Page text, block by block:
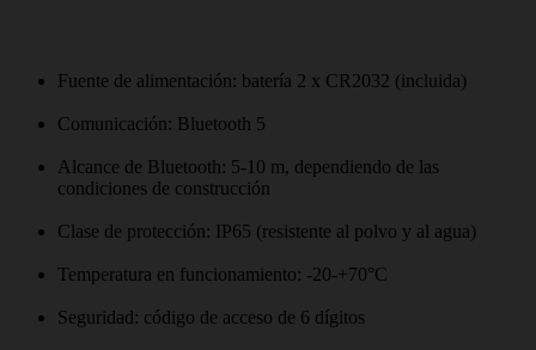
Fuente de alimentación: batería 2 x CR2032 (incluida)
Comunicación: Bluetooth 5
Alcance de Bluetooth: 5-10 m, dependiendo de las
condiciones de construcción
Clase de protección: IP65 (resistente al polvo y al agua)
Temperatura en funcionamiento: -20-+70°C
Seguridad: código de acceso de 6 dígitos